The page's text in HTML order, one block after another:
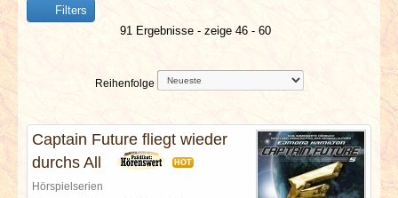
INTERVIEWS
SPECIALS
REDAKTION
LINKS
Filters
91 Ergebnisse - zeige 46 - 60
Reihenfolge
Captain Future fliegt wieder
durchs All
HOT
Hörspielserien